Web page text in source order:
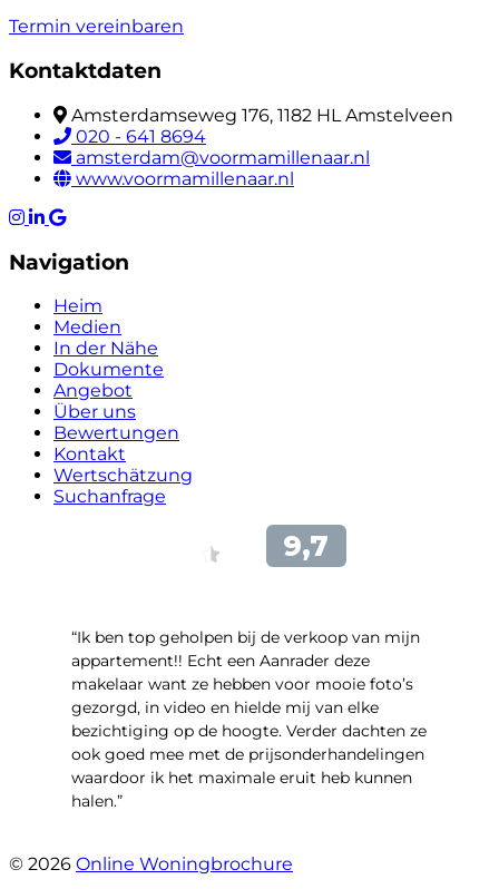
Termin vereinbaren
Kontaktdaten
Amsterdamseweg 176, 1182 HL Amstelveen
020 - 641 8694
amsterdam@voormamillenaar.nl
www.voormamillenaar.nl
Navigation
Heim
Medien
In der Nähe
Dokumente
Angebot
Über uns
Bewertungen
Kontakt
Wertschätzung
Suchanfrage
“Ik ben top geholpen bij de verkoop van mijn
appartement!! Echt een Aanrader deze
makelaar want ze hebben voor mooie foto’s
gezorgd, in video en hielde mij van elke
bezichtiging op de hoogte. Verder dachten ze
ook goed mee met de prijsonderhandelingen
waardoor ik het maximale eruit heb kunnen
halen.”
© 2026 Online Woningbrochure